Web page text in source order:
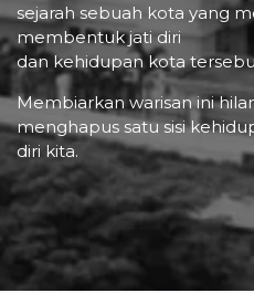
sejarah sebuah kota yang
membentuk jati diri
dan kehidupan kota
Membiarkan warisan ini
menghapus satu sisi
diri kita.